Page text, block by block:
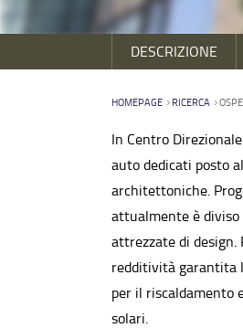
DESCRIZIONE
HOMEPAGE RICERCA
In Centro Direzionale importante e pregiato, ufficio di 330 mq. con posti
auto dedicati posto
architettoniche.
attualmente è
attrezzate di design.
redditività garantita
per il riscaldamento
solari.